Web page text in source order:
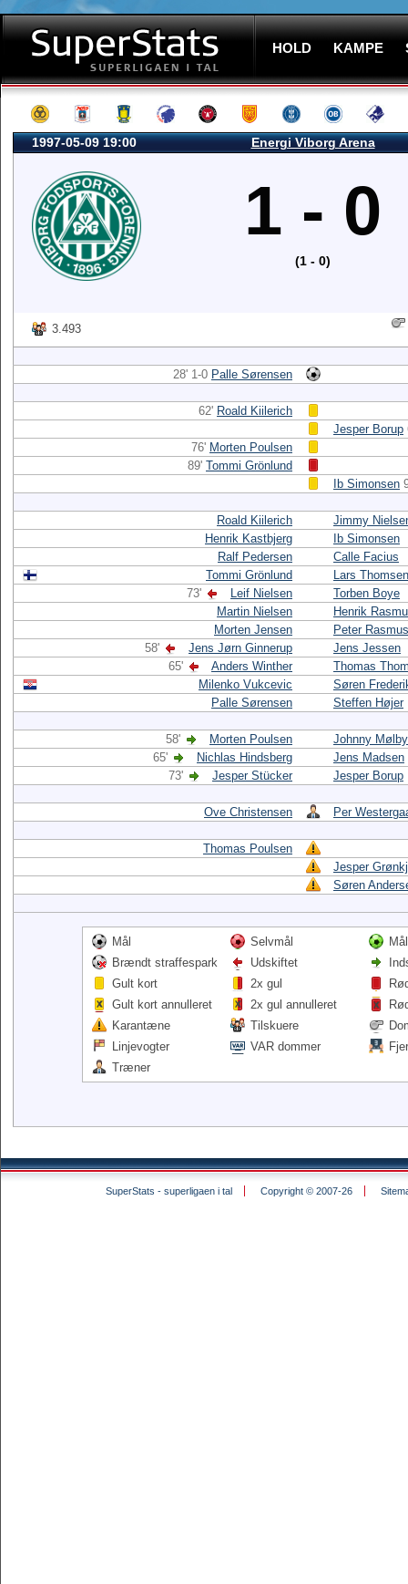
HOLD KAMPE
1997-05-09 19:00 Energi Viborg Arena
1 - 0
(1 - 0)
3.493
28' 1-0 Palle Sørensen
62' Roald Kiilerich
Jesper Borup
76' Morten Poulsen
89' Tommi Grönlund
Ib Simonsen
Roald Kiilerich
Jimmy
Henrik Kastbjerg
Ib Simonsen
Ralf Pedersen
Calle Facius
Tommi Grönlund
Lars Thomsen
73'
Leif Nielsen
Torben Boye
Martin Nielsen
Henrik
Morten Jensen
Peter
58'
Jens Jørn Ginnerup
Jens Jessen
65'
Anders Winther
Thomas
Milenko Vukcevic
Søren
Palle Sørensen
Steffen Højer
58' Morten Poulsen
Johnny Mølby
65'
Nichlas Hindsberg
Jens Madsen
73'
Jesper Stücker Jesper Borup
Ove Christensen Per
Thomas Poulsen
Jesper
Søren
Mål Selvmål
Brændt straffespark
Udskiftet
Gult kort
2x gul
Gult kort annulleret
2x gul annulleret
Karantæne
Tilskuere
Linjevogter
VAR dommer
Træner
SuperStats - superligaen i tal Copyright © 2007-26